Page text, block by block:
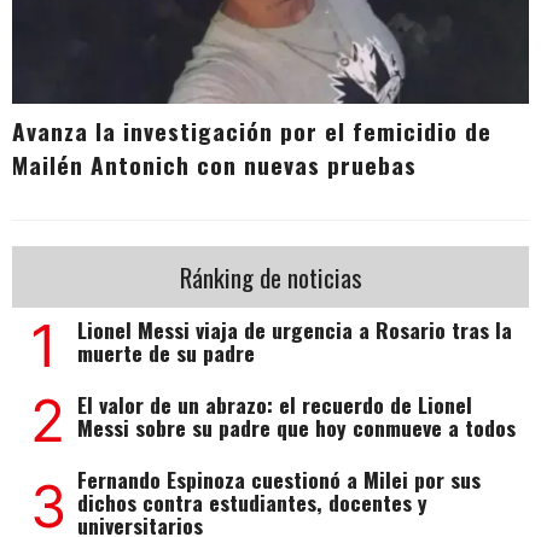
Avanza la investigación por el femicidio de
Mailén Antonich con nuevas pruebas
Ránking de noticias
1 Lionel Messi viaja de urgencia a Rosario tras la
muerte de su padre
2 El valor de un abrazo: el recuerdo de Lionel
Messi sobre su padre que hoy conmueve a todos
3 Fernando Espinoza cuestionó a Milei por sus
dichos contra estudiantes, docentes y
universitarios